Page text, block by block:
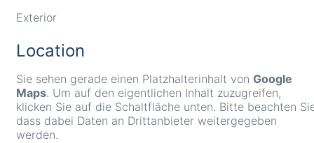
Exterior
Location
Sie sehen gerade einen Platzhalterinhalt von Google
Maps. Um auf den eigentlichen Inhalt zuzugreifen,
klicken Sie auf die Schaltfläche unten. Bitte beachten
dass dabei Daten an Drittanbieter weitergegeben
werden.